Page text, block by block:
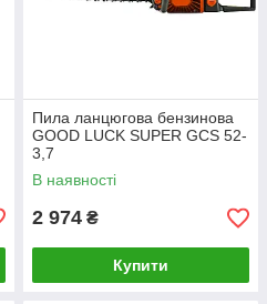
Пила ланцюгова бензинова
GOOD LUCK SUPER GCS 52-
3,7
В наявності
2 974 ₴
Купити